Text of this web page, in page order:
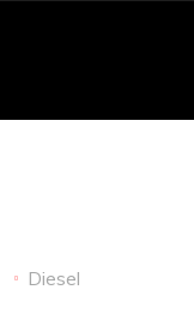
Diesel